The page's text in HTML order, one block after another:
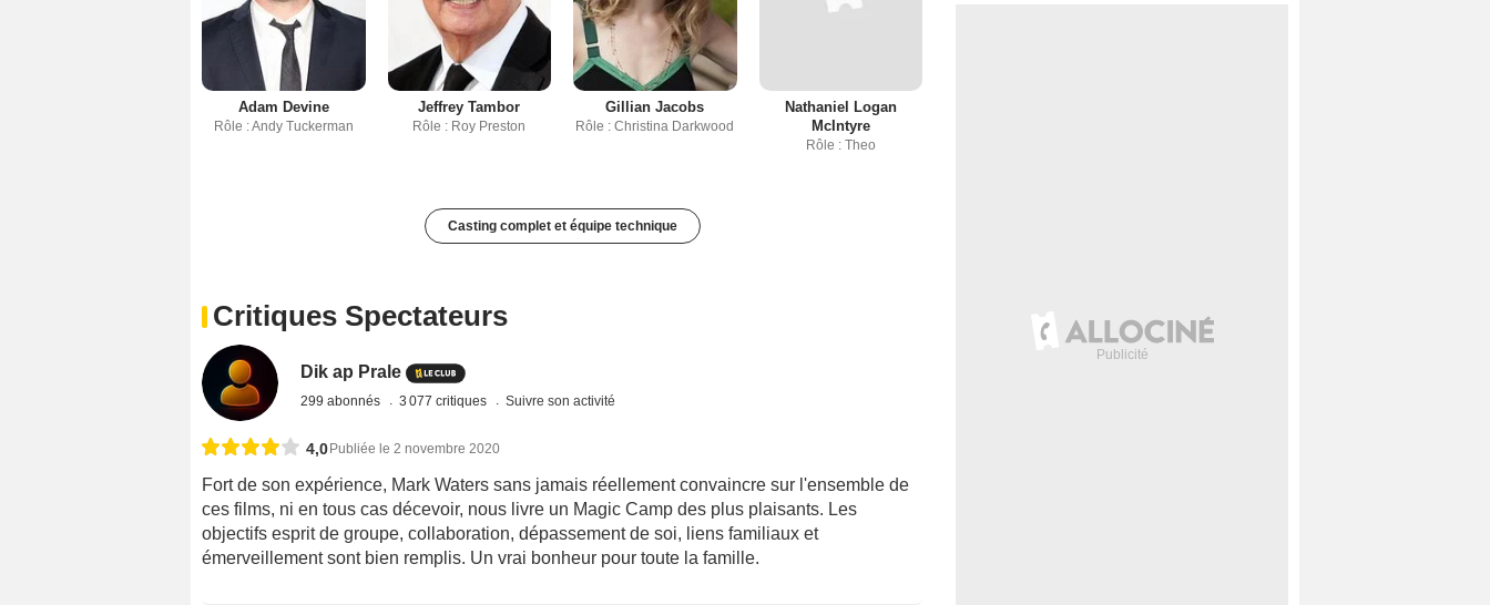
Adam Devine
Rôle : Andy Tuckerman
Jeffrey Tambor
Rôle : Roy Preston
Gillian Jacobs
Rôle : Christina Darkwood
Nathaniel Logan
McIntyre
Rôle : Theo
Casting complet et équipe technique
Critiques Spectateurs
Dik ap Prale
299 abonnés 3 077 critiques Suivre son activité
4,0 Publiée le 2 novembre 2020
Fort de son expérience, Mark Waters sans jamais réellement convaincre sur l'ensemble de
ces films, ni en tous cas décevoir, nous livre un Magic Camp des plus plaisants. Les
objectifs esprit de groupe, collaboration, dépassement de soi, liens familiaux et
émerveillement sont bien remplis. Un vrai bonheur pour toute la famille.